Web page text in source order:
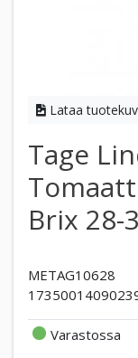
Lataa
Tage
Brix 28-
METAG10628
Varastossa